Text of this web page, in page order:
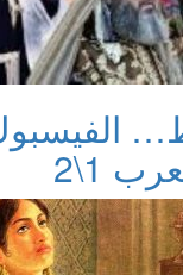
1\2